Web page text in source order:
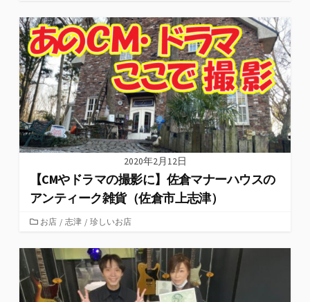
ゴ
リ
ー
2020年2月12日
【CMやドラマの撮影に】佐倉マナーハウスの
アンティーク雑貨（佐倉市上志津）
カ
ゴ
リ
ー
お店 / 志津 / 珍しいお店